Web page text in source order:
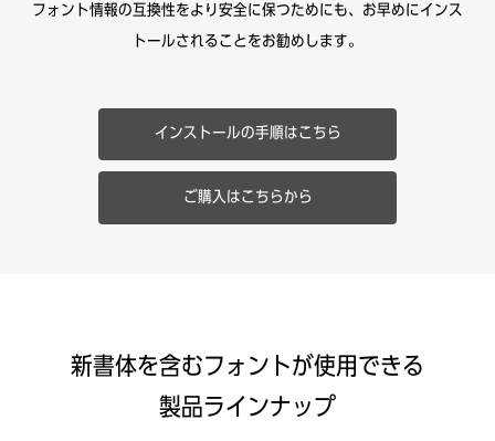
フォント情報の互換性をより安全に保つためにも、お早めにインス
トールされることをお勧めします。
インストールの手順はこちら
ご購入はこちらから
新書体を含むフォントが使用できる
製品ラインナップ